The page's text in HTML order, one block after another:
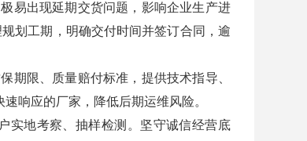
易出现延期交货问题，影响企业生产进
划工期，明确交付时间并签订合同，逾
期限、质量赔付标准，提供技术指导、
响应的厂家，降低后期运维风险。
实地考察、抽样检测。坚守诚信经营底